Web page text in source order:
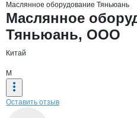
Маслянное оборудование Тяньюань
Основная
Маслянное
Тяньюань, ООО
Китай
М
Оставить отзыв